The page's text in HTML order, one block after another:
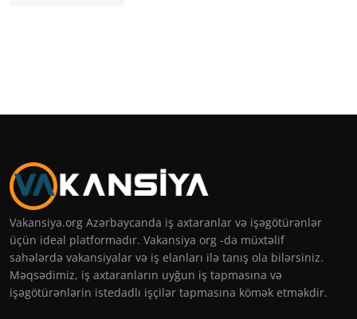
Vakansiya.org Azərbaycanda iş axtaranlar və işəgötürənlər
üçün ideal platformadır. Vakansiya org -da müxtəlif
sahələrdə vakansiyalar və iş elanları ilə tanış ola bilərsiniz.
Məqsədimiz, iş axtaranların uyğun iş tapmasına və
işəgötürənlərin istedadlı işçilər tapmasına kömək etməkdir.